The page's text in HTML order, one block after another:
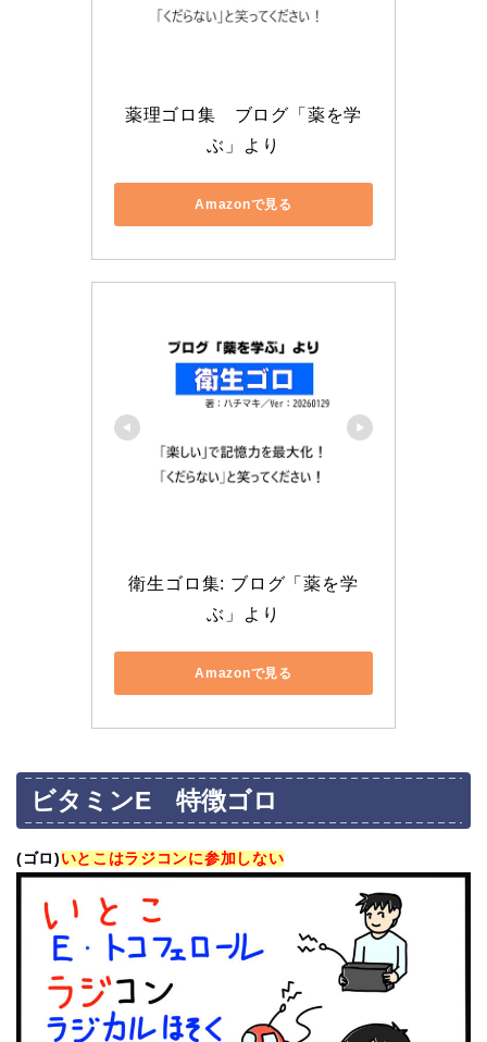
薬理ゴロ集　ブログ「薬を学
ぶ」より
Amazonで見る
衛生ゴロ集: ブログ「薬を学
ぶ」より
Amazonで見る
ビタミンE 特徴ゴロ
(ゴロ) いとこはラジコンに参加しない